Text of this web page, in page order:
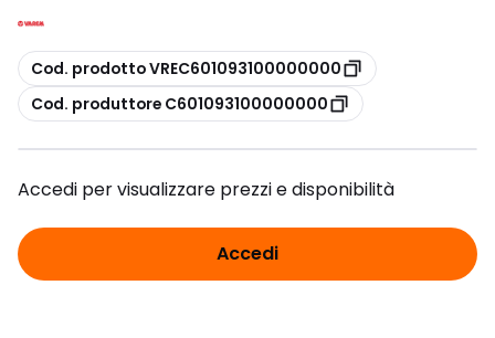
copia
Cod. prodotto VREC601093100000000
copia
Cod. produttore C601093100000000
Accedi per visualizzare prezzi e disponibilità
Accedi